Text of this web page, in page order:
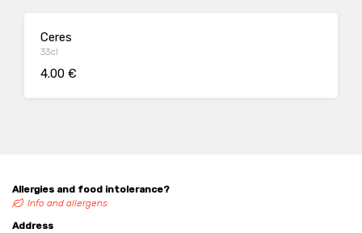
Ceres
33cl
4.00 €
Allergies and food intolerance?
Info and allergens
Address